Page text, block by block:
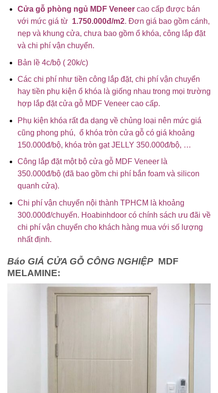
Cửa gỗ phòng ngủ MDF Veneercao cấp được bán
với mức giá từ 1.750.000đ/m2. Đơn giá bao gồm cánh,
nẹp và khung cửa, chưa bao gồm ổ khóa, công lắp đặt
và chi phí vận chuyển.
Bản lề 4c/bộ ( 20k/c)
Các chi phí như tiền công lắp đặt, chi phí vận chuyển
hay tiền phụ kiện ổ khóa là giống nhau trong mọi trường
hợp lắp đặt cửa gỗ MDF Veneer cao cấp.
Phụ kiện khóa rất đa dạng về chủng loại nên mức giá
cũng phong phú, ổ khóa tròn cửa gỗ có giá khoảng
150.000đ/bộ, khóa tròn gạt JELLY 350.000đ/bộ, …
Công lắp đặt một bộ cửa gỗ MDF Veneer là
350.000đ/bộ (đã bao gồm chi phí bắn foam và silicon
quanh cửa).
Chi phí vận chuyển nội thành TPHCM là khoảng
300.000đ/chuyến. Hoabinhdoor có chính sách ưu đãi về
chi phí vận chuyển cho khách hàng mua với số lượng
nhất định.
Báo GIÁ CỬA GỖ CÔNG NGHIỆP MDF
MELAMINE: